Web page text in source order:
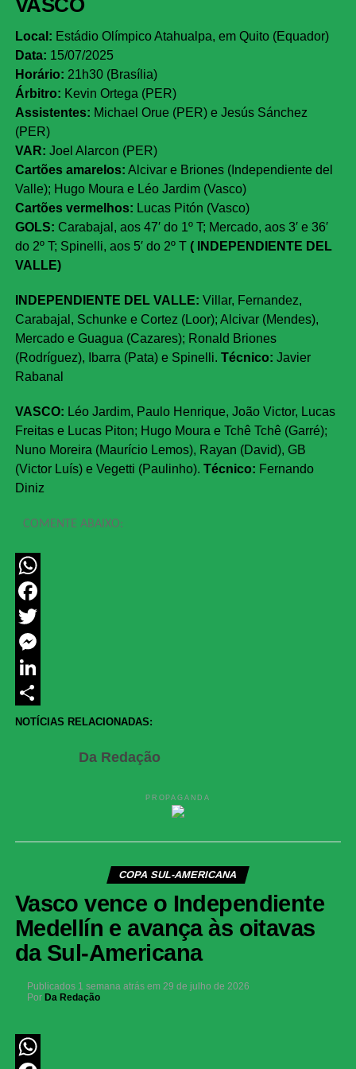
VASCO
Local: Estádio Olímpico Atahualpa, em Quito (Equador)
Data: 15/07/2025
Horário: 21h30 (Brasília)
Árbitro: Kevin Ortega (PER)
Assistentes: Michael Orue (PER) e Jesús Sánchez
(PER)
VAR: Joel Alarcon (PER)
Cartões amarelos: Alcivar e Briones (Independiente del
Valle); Hugo Moura e Léo Jardim (Vasco)
Cartões vermelhos: Lucas Pitón (Vasco)
GOLS: Carabajal, aos 47′ do 1º T; Mercado, aos 3′ e 36′
do 2º T; Spinelli, aos 5′ do 2º T (
INDEPENDIENTE DEL
VALLE)
INDEPENDIENTE DEL VALLE: Villar, Fernandez,
Carabajal, Schunke e Cortez (Loor); Alcivar (Mendes),
Mercado e Guagua (Cazares); Ronald Briones
(Rodríguez), Ibarra (Pata) e Spinelli. Técnico: Javier
Rabanal
VASCO: Léo Jardim, Paulo Henrique, João Victor, Lucas
Freitas e Lucas Piton; Hugo Moura e Tchê Tchê (Garré);
Nuno Moreira (Maurício Lemos), Rayan (David), GB
(Victor Luís) e Vegetti (Paulinho). Técnico: Fernando
Diniz
COMENTE ABAIXO:
WhatsApp
Facebook
Twitter
Messenger
LinkedIn
Share
NOTÍCIAS RELACIONADAS:
Da Redação
PROPAGANDA
COPA SUL-AMERICANA
Vasco vence o Independiente
Medellín e avança às oitavas
da Sul-Americana
Publicados 1 semana atrás em 29 de julho de 2026
Por Da Redação